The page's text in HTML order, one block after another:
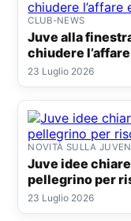
CLUB-NEWS
Juve alla finestra per andre: incastro decisivo per
chiudere
23 Luglio 2026
NOVITÀ SULLA
Juve idee chiare in attacco: kolo muani e
pellegrino per
23 Luglio 2026